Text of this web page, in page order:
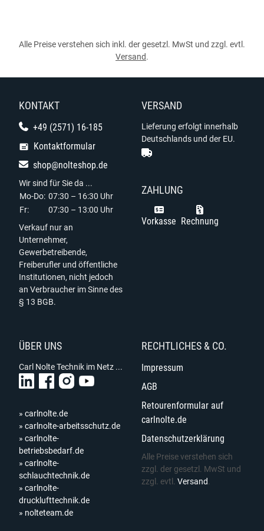
Alle Preise verstehen sich inkl. der gesetzl. MwSt und zzgl. evtl.
Versand.
KONTAKT
+49 (2571) 16-185
Kontaktformular
shop@nolteshop.de
Wir sind für Sie da ...
Mo-Do: 07:30 – 16:30 Uhr
Fr:
07:30 – 13:00 Uhr
Verkauf nur an
Unternehmer,
Gewerbetreibende,
Freiberufler und öffentliche
Institutionen, nicht jedoch
an Verbraucher im Sinne des
§ 13 BGB.
VERSAND
Lieferung erfolgt innerhalb
Deutschlands und der EU.
ZAHLUNG
Vorkasse Rechnung
ÜBER UNS
Carl Nolte Technik im Netz ...
» carlnolte.de
» carlnolte-arbeitsschutz.de
» carlnolte-
betriebsbedarf.de
» carlnolte-
schlauchtechnik.de
» carlnolte-
drucklufttechnik.de
» nolteteam.de
RECHTLICHES & CO.
Impressum
AGB
Retourenformular auf
carlnolte.de
Datenschutzerklärung
Alle Preise verstehen sich
zzgl. der gesetzl. MwSt und
zzgl. evtl. Versand